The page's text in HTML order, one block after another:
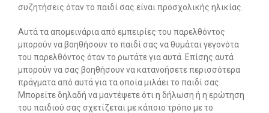
συζητήσεις όταν το παιδί σας είναι προσχολικής ηλικίας.
Αυτά τα απομεινάρια από εμπειρίες του παρελθόντος
μπορούν να βοηθήσουν το παιδί σας να θυμάται γεγονότα
του παρελθόντος όταν το ρωτάτε για αυτά. Επίσης αυτά
μπορούν να σας βοηθήσουν να κατανοήσετε περισσότερα
πράγματα από αυτά για τα οποία μιλάει το παιδί σας.
Μπορείτε δηλαδή να μαντέψετε ότι η δήλωση ή η ερώτηση
του παιδιού σας σχετίζεται με κάποιο τρόπο με το